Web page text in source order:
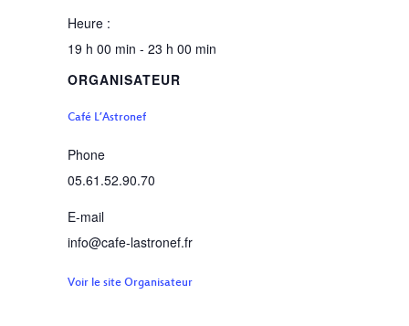
Heure :
19 h 00 min - 23 h 00 min
ORGANISATEUR
Café L’Astronef
Phone
05.61.52.90.70
E-mail
info@cafe-lastronef.fr
Voir le site Organisateur